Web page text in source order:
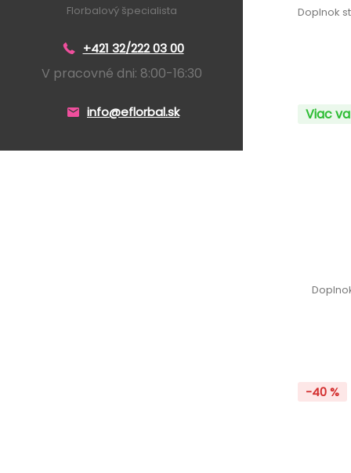
Florbalový špecialista
+421 32/222 03 00
V pracovné dni: 8:00-16:30
info@eflorbal.sk
Doplnok
Viac
-40 %